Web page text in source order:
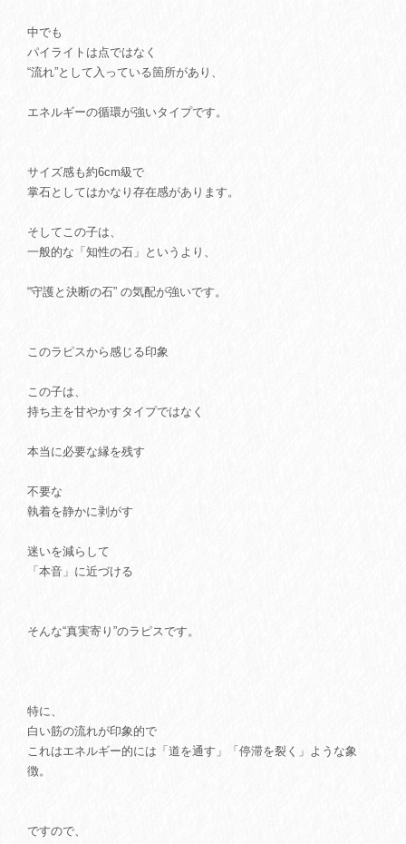
中でも
パイライトは点ではなく
“流れ”として入っている箇所があり、
エネルギーの循環が強いタイプです。
サイズ感も約6cm級で
掌石としてはかなり存在感があります。
そしてこの子は、
一般的な「知性の石」というより、
“守護と決断の石” の気配が強いです。
このラピスから感じる印象
この子は、
持ち主を甘やかすタイプではなく
本当に必要な縁を残す
不要な
執着を静かに剥がす
迷いを減らして
「本音」に近づける
そんな“真実寄り”のラピスです。
特に、
白い筋の流れが印象的で
これはエネルギー的には「道を通す」「停滞を裂く」ような象
徴。
ですので、